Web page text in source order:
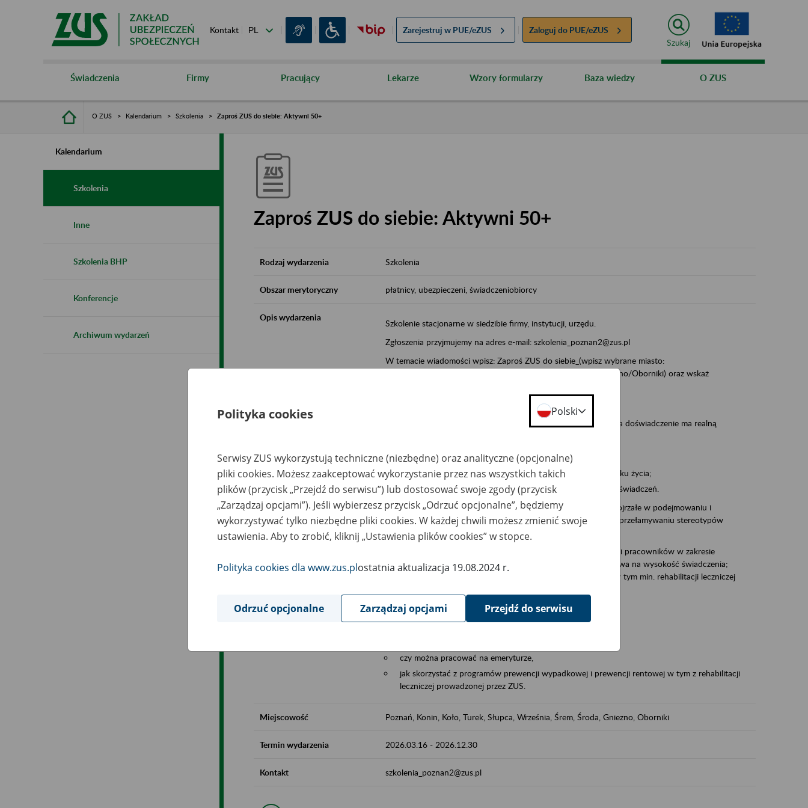
Kontakt Zarejestruj w PUE/eZUS Zaloguj do PUE/eZUS
Szukaj
Świadczenia Firmy Pracujący Lekarze Wzory formularzy Baza wiedzy O ZUS
O ZUS Kalendarium Szkolenia Zaproś ZUS do siebie: Aktywni 50+
Kalendarium
Szkolenia
Inne
Szkolenia BHP
Konferencje
Archiwum wydarzeń
Zaproś ZUS do siebie: Aktywni 50+
Rodzaj wydarzenia Szkolenia
Obszar merytoryczny płatnicy, ubezpieczeni, świadczeniobiorcy
Opis wydarzenia
Szkolenie stacjonarne w siedzibie firmy, instytucji, urzędu.
Zgłoszenia przyjmujemy na adres e-mail: szkolenia_poznan2@zus.pl
W temacie wiadomości wpisz: Zaproś ZUS do siebie_(wpisz wybrane miasto:
Poznań/Konin/Koło/Turek/Słupca/Września/Śrem/Środa/Gniezno/Oborniki) oraz wskaż
Aktywni 50+ to inicjatywa, która pokazuje, że wiek jest atutem, a doświadczenie ma realną
Program ten to:
promocja aktywności zawodowej osób po pięćdziesiątym roku życia;
zachęcanie do świadomego planowania kariery i przyszłych świadczeń.
ZUS przez działania informacyjne i edukacyjne wspiera osoby dojrzałe w podejmowaniu i
kontynuowaniu aktywności zawodowej, dbaniu o zdrowie oraz przełamywaniu stereotypów
związanych z wiekiem.
Aktywni 50+ to współpraca ZUS z organizacjami pracodawców i pracowników w zakresie
edukowania nt. systemu emerytalnego w Polsce – tego co wpływa na wysokość świadczenia;
działań z obszaru prewencji wypadkowej i prewencji rentowej w tym min. rehabilitacji leczniczej
W ramach inicjatywy Aktywni 50+, ZUS edukuje:
czy można pracować na emeryturze,
jak skorzystać z programów prewencji wypadkowej i prewencji rentowej w tym z rehabilitacji
leczniczej prowadzonej przez ZUS.
Miejscowość Poznań, Konin, Koło, Turek, Słupca, Września, Śrem, Środa, Gniezno, Oborniki
Termin wydarzenia 2026.03.16 - 2026.12.30
Kontakt szkolenia_poznan2@zus.pl
Polityka cookies Polski
Serwisy ZUS wykorzystują techniczne (niezbędne) oraz analityczne (opcjonalne)
pliki cookies. Możesz zaakceptować wykorzystanie przez nas wszystkich takich
plików (przycisk „Przejdź do serwisu”) lub dostosować swoje zgody (przycisk
„Zarządzaj opcjami”). Jeśli wybierzesz przycisk „Odrzuć opcjonalne”, będziemy
wykorzystywać tylko niezbędne pliki cookies. W każdej chwili możesz zmienić swoje
ustawienia. Aby to zrobić, kliknij „Ustawienia plików cookies” w stopce.
Polityka cookies dla www.zus.plostatnia aktualizacja 19.08.2024 r.
Odrzuć opcjonalne Zarządzaj opcjami Przejdź do serwisu